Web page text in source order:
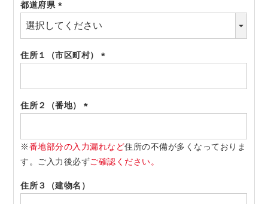
都道府県
(必
須)
住所１（市区町村）
須)
住所２（番地）
須)
※番地部分の入力漏れなど住所の不備が多くなっておりま
す。ご入力後必ずご確認ください。
住所３（建物名）